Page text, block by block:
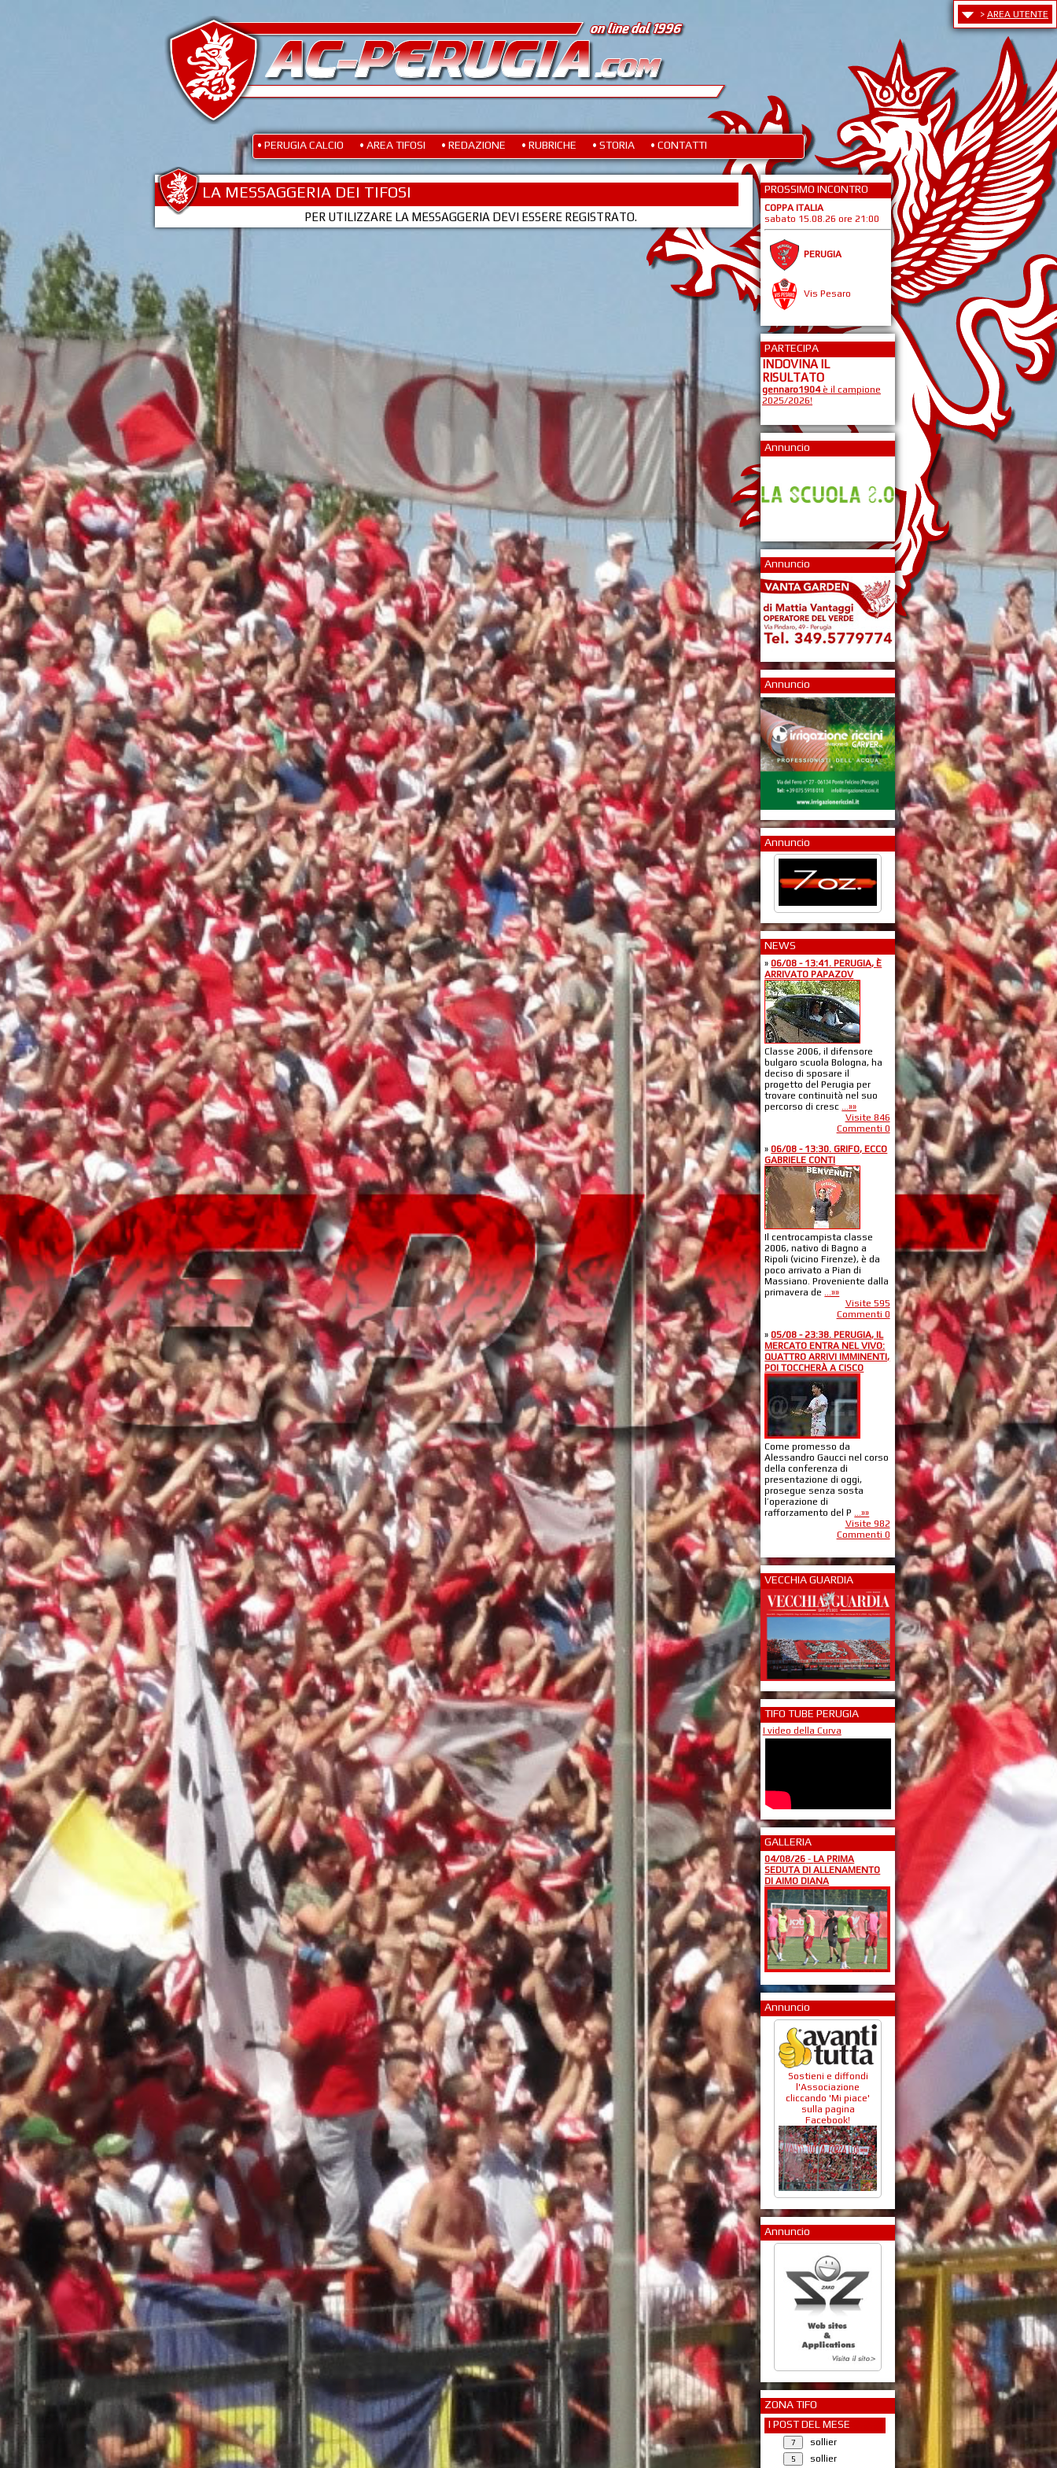
> AREA UTENTE
• PERUGIA CALCIO • AREA TIFOSI • REDAZIONE • RUBRICHE • STORIA • CONTATTI
LA MESSAGGERIA DEI TIFOSI
PER UTILIZZARE LA MESSAGGERIA DEVI ESSERE REGISTRATO.
PROSSIMO INCONTRO
COPPA ITALIA
sabato 15.08.26 ore 21:00
PERUGIA
Vis Pesaro
PARTECIPA
INDOVINA IL
RISULTATO
gennaro1904è il campione
2025/2026!
Annuncio
Annuncio
Annuncio
Annuncio
NEWS
»06/08 - 13:41. PERUGIA, È
ARRIVATO PAPAZOV
Classe 2006, il difensore
bulgaro scuola Bologna, ha
deciso di sposare il
progetto del Perugia per
trovare continuità nel suo
percorso di cresc
...»»
Visite 846
Commenti 0
»06/08 - 13:30. GRIFO, ECCO
GABRIELE CONTI
Il centrocampista classe
2006, nativo di Bagno a
Ripoli (vicino Firenze), è da
poco arrivato a Pian di
Massiano. Proveniente dalla
primavera de
...»»
Visite 595
Commenti 0
»05/08 - 23:38. PERUGIA, IL
MERCATO ENTRA NEL VIVO:
QUATTRO ARRIVI IMMINENTI,
POI TOCCHERÀ A CISCO
Come promesso da
Alessandro Gaucci nel corso
della conferenza di
presentazione di oggi,
prosegue senza sosta
l’operazione di
rafforzamento del P
...»»
Visite 982
Commenti 0
VECCHIA GUARDIA
TIFO TUBE PERUGIA
I video della Curva
GALLERIA
04/08/26 - LA PRIMA
SEDUTA DI ALLENAMENTO
DI AIMO DIANA
Annuncio
Sostieni e diffondi
l'Associazione
cliccando 'Mi piace'
sulla pagina
Facebook!
Annuncio
ZONA TIFO
I POST DEL MESE
sollier
sollier